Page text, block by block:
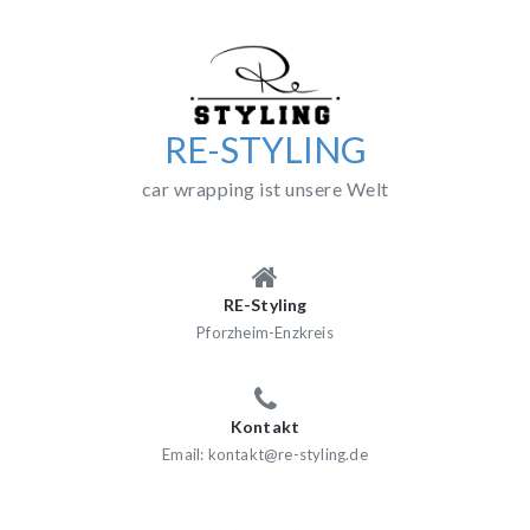
RE-STYLING
car wrapping ist unsere Welt
RE-Styling
Pforzheim-Enzkreis
Kontakt
Email: kontakt@re-styling.de